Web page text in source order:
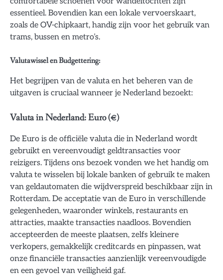
essentieel. Bovendien kan een lokale vervoerskaart,
zoals de OV-chipkaart, handig zijn voor het gebruik van
trams, bussen en metro’s.
Valutawissel en Budgettering:
Het begrijpen van de valuta en het beheren van de
uitgaven is cruciaal wanneer je Nederland bezoekt:
Valuta in Nederland: Euro (€)
De Euro is de officiële valuta die in Nederland wordt
gebruikt en vereenvoudigt geldtransacties voor
reizigers. Tijdens ons bezoek vonden we het handig om
valuta te wisselen bij lokale banken of gebruik te maken
van geldautomaten die wijdverspreid beschikbaar zijn in
Rotterdam. De acceptatie van de Euro in verschillende
gelegenheden, waaronder winkels, restaurants en
attracties, maakte transacties naadloos. Bovendien
accepteerden de meeste plaatsen, zelfs kleinere
verkopers, gemakkelijk creditcards en pinpassen, wat
onze financiële transacties aanzienlijk vereenvoudigde
en een gevoel van veiligheid gaf.